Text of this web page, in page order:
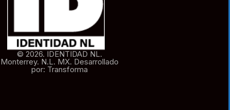
© 2026. IDENTIDAD NL.
Monterrey. N.L. MX. Desarrollado
por: Transforma